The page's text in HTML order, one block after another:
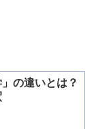
」の違いとは？